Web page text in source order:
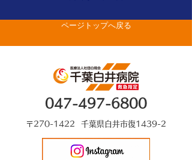
生がベストドクターズ
に選出されました
ページトップへ戻る
047-497-6800
〒270-1422 千葉県白井市復1439-2